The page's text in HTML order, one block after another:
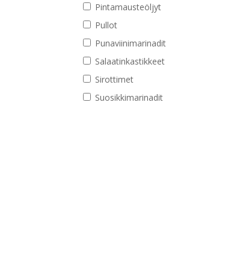
Pintamausteöljyt
Pullot
Punaviinimarinadit
Salaatinkastikkeet
Sirottimet
Suosikkimarinadit